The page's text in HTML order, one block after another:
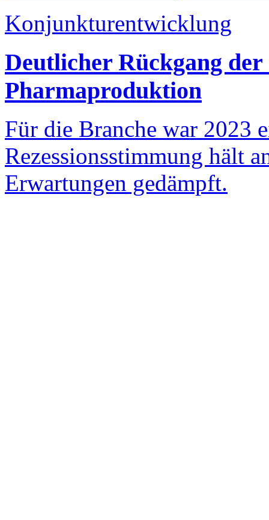
Konjunkturentwicklung
Deutlicher Rückgang
Pharmaproduktion
Für die Branche war 2023
Rezessionsstimmung hält
Erwartungen gedämpft.